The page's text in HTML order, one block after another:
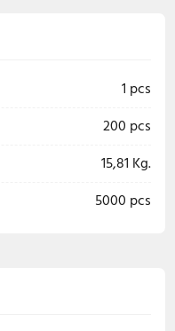
1 pcs
200 pcs
15,81 Kg.
5000 pcs